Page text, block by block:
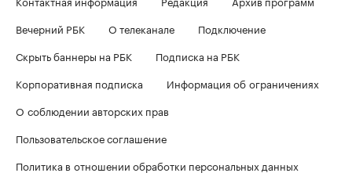
Вечерний РБК
О телеканале
Подключение
Скрыть баннеры на РБК
Подписка на РБК
Корпоративная подписка
Информация об ограничениях
О соблюдении авторских прав
Пользовательское соглашение
Политика в отношении обработки персональных данных